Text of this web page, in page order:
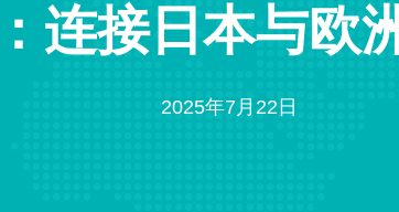
连接日本与欧
2025年7月22日